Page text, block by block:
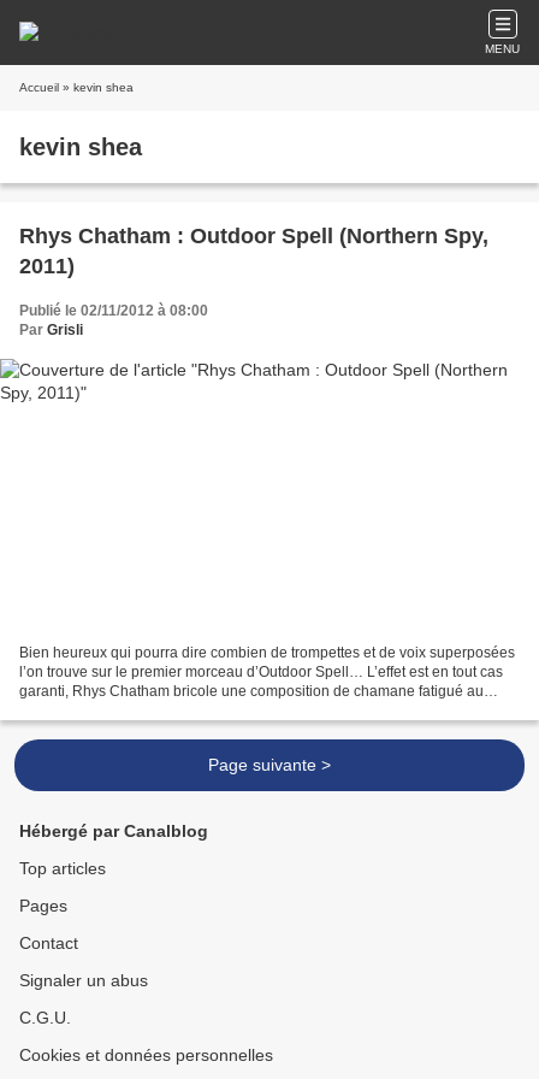
MENU
Accueil » kevin shea
kevin shea
Rhys Chatham : Outdoor Spell (Northern Spy,
2011)
Publié le 02/11/2012 à 08:00
Par Grisli
Bien heureux qui pourra dire combien de trompettes et de voix superposées
l’on trouve sur le premier morceau d’Outdoor Spell… L’effet est en tout cas
garanti, Rhys Chatham bricole une composition de chamane fatigué au
Page suivante >
Hébergé par Canalblog
Top articles
Pages
Contact
Signaler un abus
C.G.U.
Cookies et données personnelles